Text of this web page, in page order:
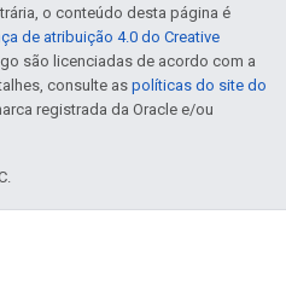
o conteúdo desta página é
de atribuição 4.0 do Creative
são licenciadas de acordo com a
consulte aspolíticas do site do
registrada da Oracle e/ou